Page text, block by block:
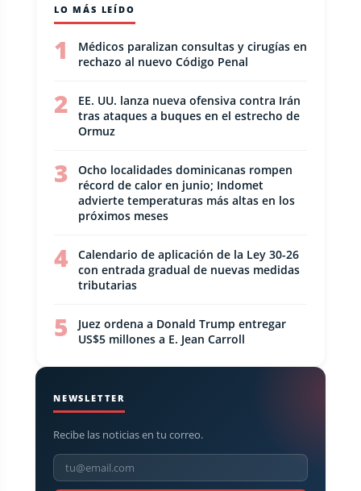
LO MÁS LEÍDO
1
Médicos paralizan consultas y cirugías en
rechazo al nuevo Código Penal
2
EE. UU. lanza nueva ofensiva contra Irán
tras ataques a buques en el estrecho de
Ormuz
3
Ocho localidades dominicanas rompen
récord de calor en junio; Indomet
advierte temperaturas más altas en los
próximos meses
4
Calendario de aplicación de la Ley 30-26
con entrada gradual de nuevas medidas
tributarias
5
Juez ordena a Donald Trump entregar
US$5 millones a E. Jean Carroll
NEWSLETTER
Recibe las noticias en tu correo.